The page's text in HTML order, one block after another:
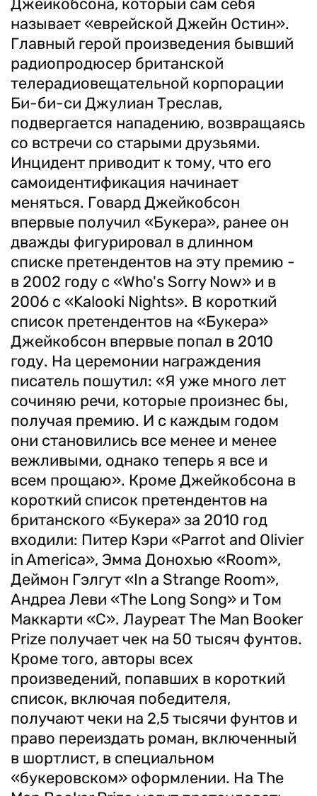
Джейкобсона, который сам себя
называет «еврейской Джейн Остин».
Главный герой произведения бывший
радиопродюсер британской
телерадиовещательной корпорации
Би-би-си Джулиан Треслав,
подвергается нападению, возвращаясь
со встречи со старыми друзьями.
Инцидент приводит к тому, что его
самоидентификация начинает
меняться. Говард Джейкобсон
впервые получил «Букера», ранее он
дважды фигурировал в длинном
списке претендентов на эту премию -
в 2002 году с «Who's Sorry Now» и в
2006 с «Kalooki Nights». В короткий
список претендентов на «Букера»
Джейкобсон впервые попал в 2010
году. На церемонии награждения
писатель пошутил: «Я уже много лет
сочиняю речи, которые произнес бы,
получая премию. И с каждым годом
они становились все менее и менее
вежливыми, однако теперь я все и
всем прощаю». Кроме Джейкобсона в
короткий список претендентов на
британского «Букера» за 2010 год
входили: Питер Кэри «Parrot and Olivier
in America», Эмма Донохью «Room»,
Деймон Гэлгут «In a Strange Room»,
Андреа Леви «The Long Song» и Том
Маккарти «C». Лауреат The Man Booker
Prize получает чек на 50 тысяч фунтов.
Кроме того, авторы всех
произведений, попавших в короткий
список, включая победителя,
получают чеки на 2,5 тысячи фунтов и
право переиздать роман, включенный
в шортлист, в специальном
«букеровском» оформлении. На The